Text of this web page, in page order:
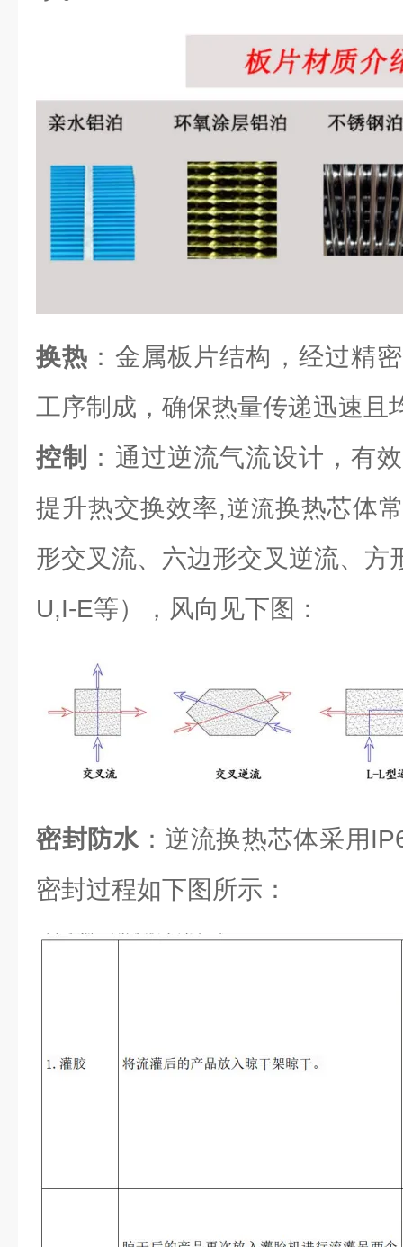
换热 ：金属板片结构，经过精
工序制成，确保热量传递迅速且
控制
：通过逆流气流设计，有
提升热交换效率,逆流换热芯体
形交叉流、六边形交叉逆流、方
U,I-E等），风向见下图：
密封防水：逆流换热芯体采用
密封过程如下图所示：